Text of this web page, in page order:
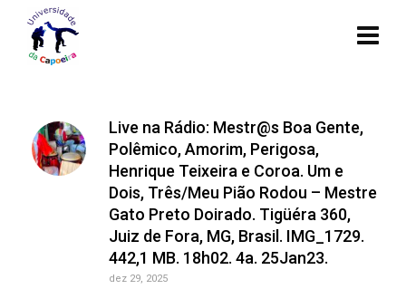
Live na Rádio: Mestr@s Boa Gente,
Polêmico, Amorim, Perigosa,
Henrique Teixeira e Coroa. Um e
Dois, Três/Meu Pião Rodou – Mestre
Gato Preto Doirado. Tigüéra 360,
Juiz de Fora, MG, Brasil. IMG_1729.
442,1 MB. 18h02. 4a. 25Jan23.
dez 29, 2025